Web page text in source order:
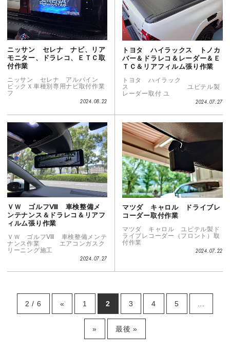
ニッサン セレナ ナビ、リア
モニター、ドラレコ、ＥＴＣ取
付作業
ニッサン セレナ アルパイン
ビックＸ車種別専用ナビ取付作業
フ
2024.08.22
トヨタ ハイラックス トノカ
バー＆ドラレコ＆レーダー＆Ｅ
ＴＣ＆リアフィルム張り作業
トヨタ ハイラック
ス ユピテル製
レーダー取付 ユ
2024.07.27
ＶＷ ゴルフⅧ 車検整備メ
ンテナンス＆ドラレコ＆リアフ
ィルム張り作業
ＶＷ ゴルフⅧ 車検整備メンテ
ナンス作業 エアコンガスク
リーニング施工
2024.07.27
マツダ キャロル ドライブレ
コーダー取付作業
マツダ キャロル ユピテル製ド
ライブレコーダー（フロント）取
付作業
2024.07.22
2 / 6 « 1 2 3 4 5 ...
» 最後 »